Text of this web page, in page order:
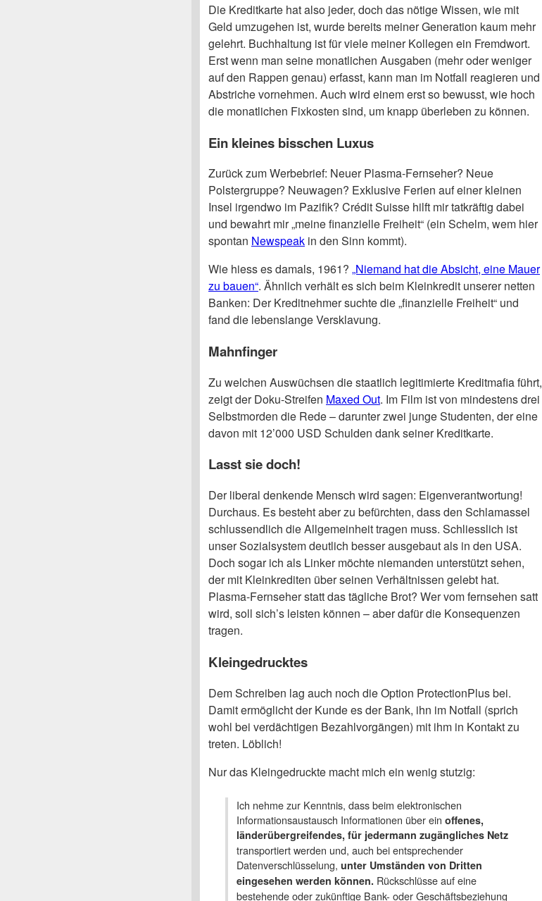
Die Kreditkarte hat also jeder, doch das nötige Wissen, wie mit
Geld umzugehen ist, wurde bereits meiner Generation kaum mehr
gelehrt. Buchhaltung ist für viele meiner Kollegen ein Fremdwort.
Erst wenn man seine monatlichen Ausgaben (mehr oder weniger
auf den Rappen genau) erfasst, kann man im Notfall reagieren und
Abstriche vornehmen. Auch wird einem erst so bewusst, wie hoch
die monatlichen Fixkosten sind, um knapp überleben zu können.
Ein kleines bisschen Luxus
Zurück zum Werbebrief: Neuer Plasma-Fernseher? Neue
Polstergruppe? Neuwagen? Exklusive Ferien auf einer kleinen
Insel irgendwo im Pazifik? Crédit Suisse hilft mir tatkräftig dabei
und bewahrt mir „meine finanzielle Freiheit“ (ein Schelm, wem hier
spontan Newspeak in den Sinn kommt).
Wie hiess es damals, 1961? „Niemand hat die Absicht, eine Mauer
zu bauen“. Ähnlich verhält es sich beim Kleinkredit unserer netten
Banken: Der Kreditnehmer suchte die „finanzielle Freiheit“ und
fand die lebenslange Versklavung.
Mahnfinger
Zu welchen Auswüchsen die staatlich legitimierte Kreditmafia führt,
zeigt der Doku-Streifen Maxed Out. Im Film ist von mindestens drei
Selbstmorden die Rede – darunter zwei junge Studenten, der eine
davon mit 12’000 USD Schulden dank seiner Kreditkarte.
Lasst sie doch!
Der liberal denkende Mensch wird sagen: Eigenverantwortung!
Durchaus. Es besteht aber zu befürchten, dass den Schlamassel
schlussendlich die Allgemeinheit tragen muss. Schliesslich ist
unser Sozialsystem deutlich besser ausgebaut als in den USA.
Doch sogar ich als Linker möchte niemanden unterstützt sehen,
der mit Kleinkrediten über seinen Verhältnissen gelebt hat.
Plasma-Fernseher statt das tägliche Brot? Wer vom fernsehen satt
wird, soll sich’s leisten können – aber dafür die Konsequenzen
tragen.
Kleingedrucktes
Dem Schreiben lag auch noch die Option ProtectionPlus bei.
Damit ermöglicht der Kunde es der Bank, ihn im Notfall (sprich
wohl bei verdächtigen Bezahlvorgängen) mit ihm in Kontakt zu
treten. Löblich!
Nur das Kleingedruckte macht mich ein wenig stutzig:
Ich nehme zur Kenntnis, dass beim elektronischen
Informationsaustausch Informationen über ein offenes,
länderübergreifendes, für jedermann zugängliches Netz
transportiert werden und, auch bei entsprechender
Datenverschlüsselung, unter Umständen von Dritten
eingesehen werden können. Rückschlüsse auf eine
bestehende oder zukünftige Bank- oder Geschäftsbeziehung